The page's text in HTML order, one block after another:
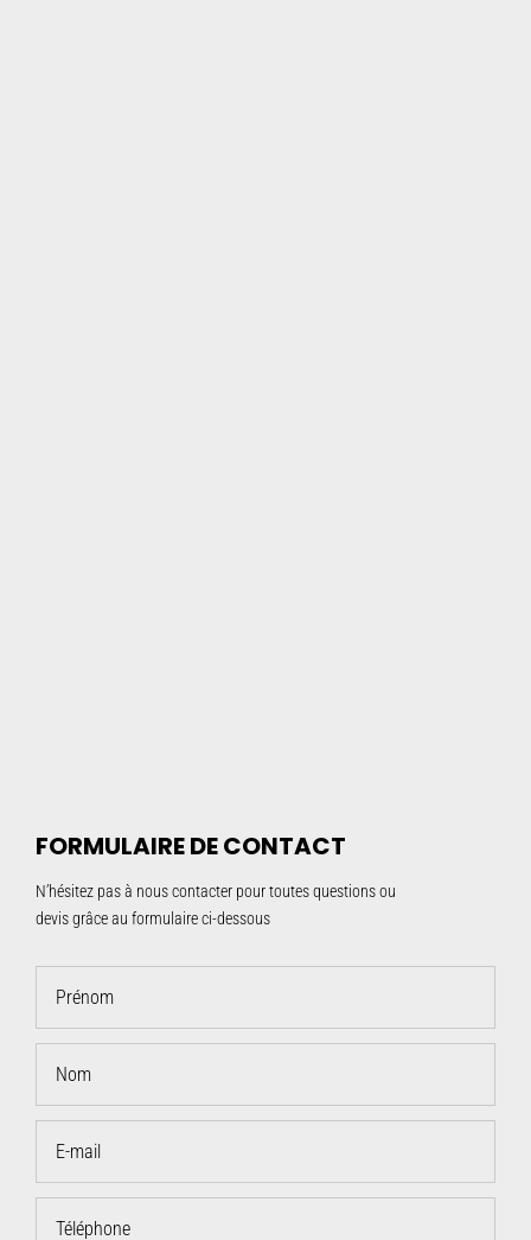
FORMULAIRE DE CONTACT
N’hésitez pas à nous contacter pour toutes questions ou
devis grâce au formulaire ci-dessous